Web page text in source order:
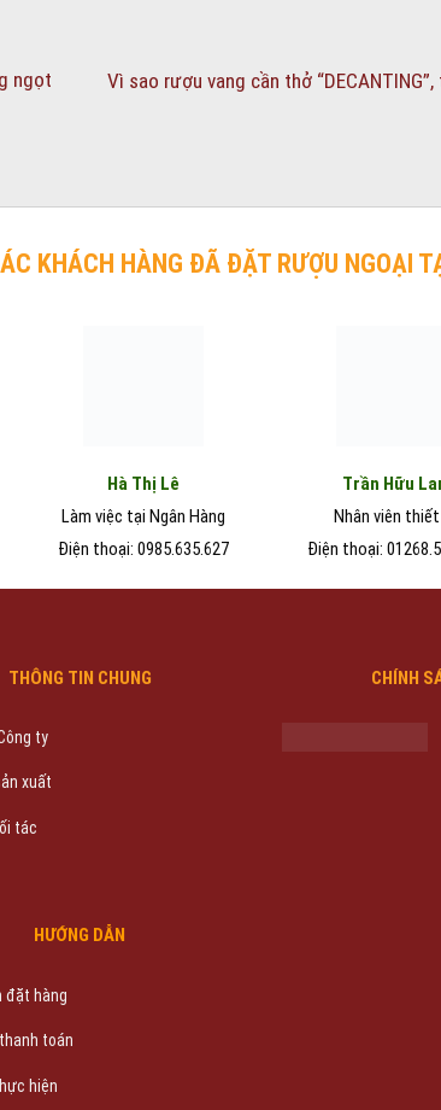
ngọt Vì sao rượu vang cần thở
KHÁCH HÀNG ĐÃ ĐẶT RƯỢU NGOẠI
Hà Thị Lê
Làm việc tại Ngân Hàng
Điện thoại: 0985.635.627
Trần Hữu
Nhân viên
Điện thoại:
THÔNG TIN CHUNG
ty
xuất
tác
HƯỚNG DẪN
đặt hàng
toán
hiện
CHÍNH